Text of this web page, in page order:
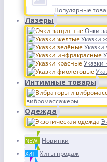
Популярные
Лазеры
Очки
Указки
Указки
Указки
Интимные товары
вибромассажеры
Одежда
NEW Новинки
ХИТ Хиты продаж